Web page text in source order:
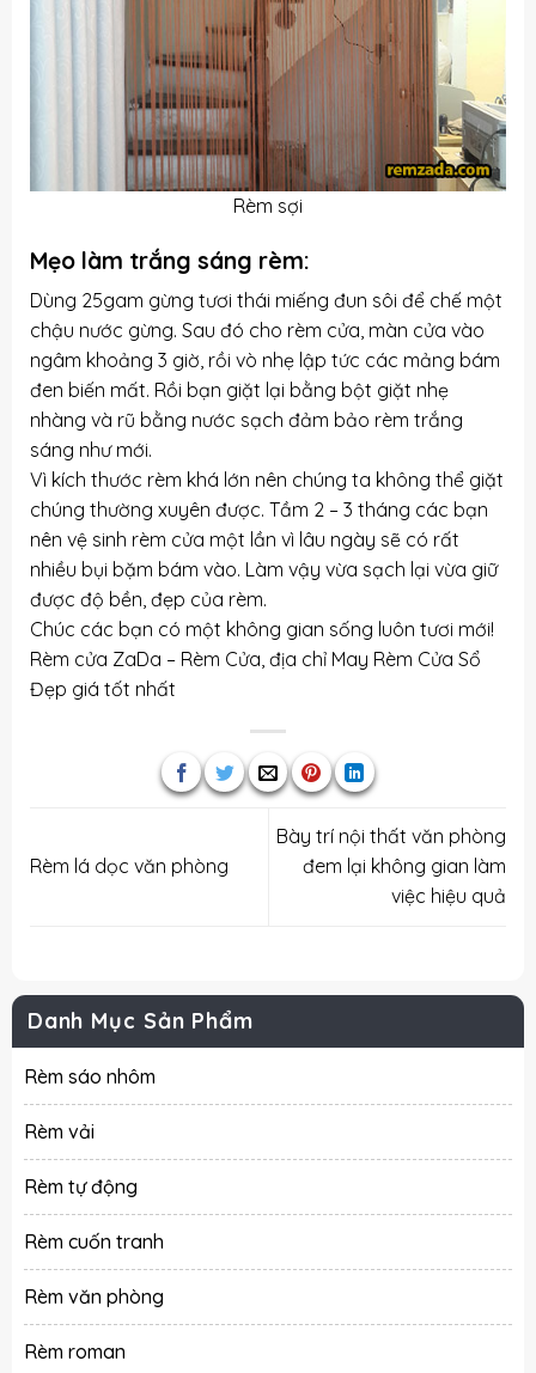
Rèm sợi
Mẹo làm trắng sáng rèm:
Dùng 25gam gừng tươi thái miếng đun sôi để chế một
chậu nước gừng. Sau đó cho rèm cửa, màn cửa vào
ngâm khoảng 3 giờ, rồi vò nhẹ lập tức các mảng bám
đen biến mất. Rồi bạn giặt lại bằng bột giặt nhẹ
nhàng và rũ bằng nước sạch đảm bảo rèm trắng
sáng như mới.
Vì kích thước rèm khá lớn nên chúng ta không thể giặt
chúng thường xuyên được. Tầm 2 – 3 tháng các bạn
nên vệ sinh rèm cửa một lần vì lâu ngày sẽ có rất
nhiều bụi bặm bám vào. Làm vậy vừa sạch lại vừa giữ
được độ bền, đẹp của rèm.
Chúc các bạn có một không gian sống luôn tươi mới!
Rèm cửa ZaDa – Rèm Cửa, địa chỉ May Rèm Cửa Sổ
Đẹp giá tốt nhất
Rèm lá dọc văn phòng
Bày trí nội thất văn phòng
đem lại không gian làm
việc hiệu quả
Danh Mục Sản Phẩm
Rèm sáo nhôm
Rèm vải
Rèm tự động
Rèm cuốn tranh
Rèm văn phòng
Rèm roman